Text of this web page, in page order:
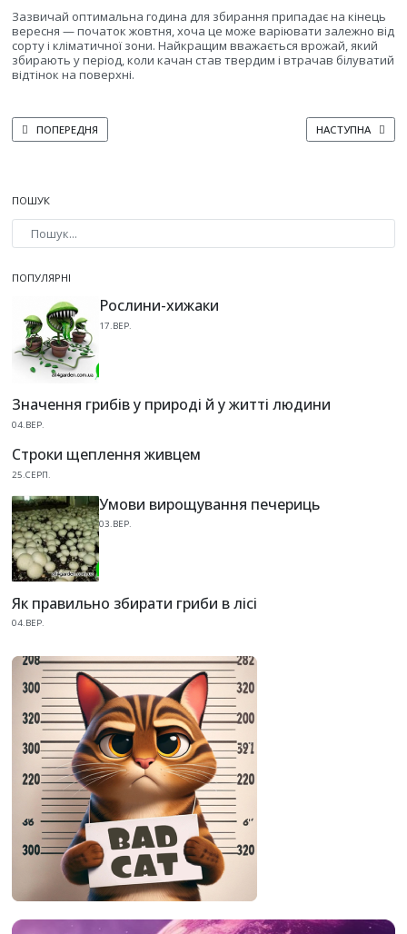
Зазвичай оптимальна година для збирання припадає на кінець
вересня — початок жовтня, хоча це може варіювати залежно від
сорту і кліматичної зони. Найкращим вважається врожай, який
збирають у період, коли качан став твердим і втрачав білуватий
відтінок на поверхні.
ПОПЕРЕДНЯ СТАТТЯ: КАПУСТА ПІСЛЯ КАРТОПЛІ: ЧИ ВАРТО САДИТИ?
ПОПЕРЕДНЯ НАСТУПНА
НАСТУПНА
ПОШУК
ПОПУЛЯРНІ
Рослини-хижаки
17.ВЕР.
Значення грибів у природі й у житті людини
04.ВЕР.
Строки щеплення живцем
25.СЕРП.
Умови вирощування печериць
03.ВЕР.
Як правильно збирати гриби в лісі
04.ВЕР.